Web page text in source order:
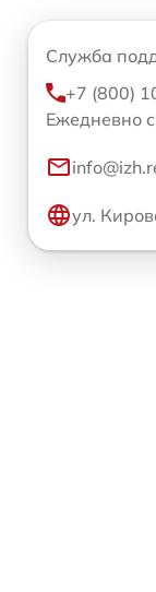
Служба
+7 (800)
Ежедневно
ул.